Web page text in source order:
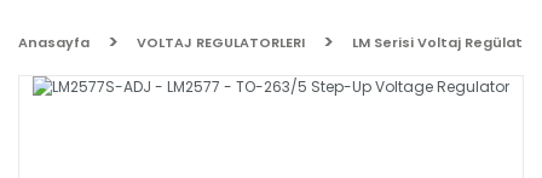
Anasayfa VOLTAJ REGULATORLERI LM Serisi Voltaj